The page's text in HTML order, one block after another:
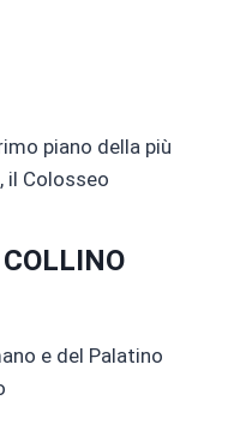
piano della più
il Colosseo
e del Palatino